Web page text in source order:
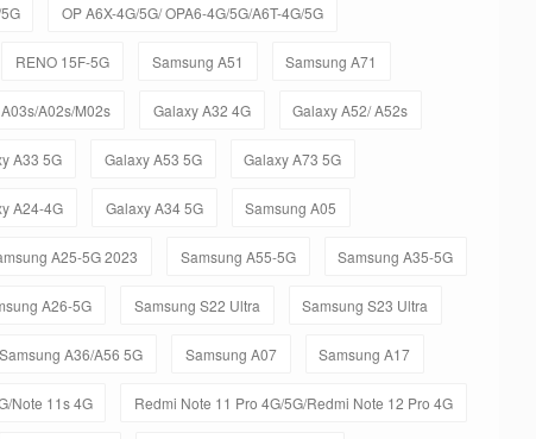
OP A6X-4G/5G/ OPA6-4G/5G/A6T-4G/5G
RENO 15F-5G Samsung A51 Samsung A71
A02s/M02s Galaxy A32 4G Galaxy A52/ A52s
A33 5G Galaxy A53 5G Galaxy A73 5G
A24-4G Galaxy A34 5G Samsung A05
A25-5G 2023 Samsung A55-5G Samsung A35-5G
A26-5G Samsung S22 Ultra Samsung S23 Ultra
Samsung A36/A56 5G Samsung A07 Samsung A17
Note 11s 4G Redmi Note 11 Pro 4G/5G/Redmi Note 12 Pro 4G